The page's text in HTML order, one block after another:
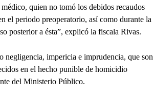
quien no tomó los debidos recaudos
el periodo preoperatorio, así como durante la
posterior a ésta”, explicó la fiscala Rivas.
negligencia, impericia e imprudencia, que son
en el hecho punible de homicidio
del Ministerio Público.